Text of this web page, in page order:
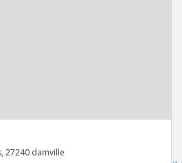
27240 damville